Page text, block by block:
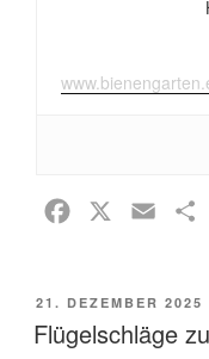
e
b
l
VERÖFFENTLICHT
AM
21. DEZEMBER 2025
Flügelschläge